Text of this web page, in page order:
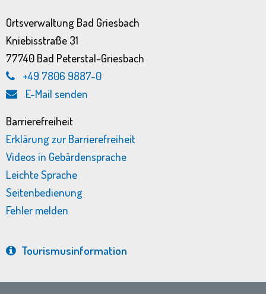
Ortsverwaltung Bad Griesbach
Kniebisstraße 31
77740 Bad Peterstal-Griesbach
+49 7806 9887-0
E-Mail senden
Barrierefreiheit
Erklärung zur Barrierefreiheit
Videos in Gebärdensprache
Leichte Sprache
Seitenbedienung
Fehler melden
Tourismus­information